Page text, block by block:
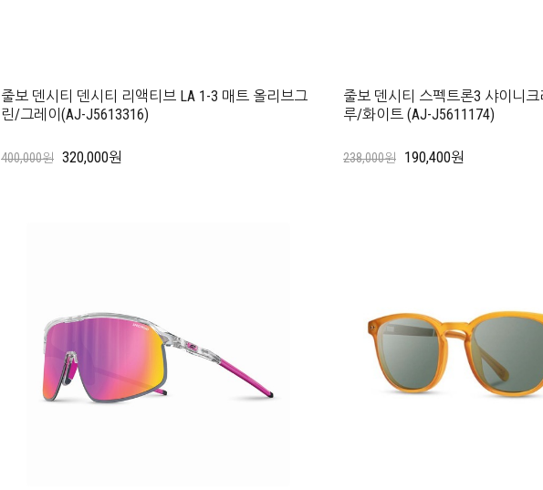
줄보 덴시티 덴시티 리액티브 LA 1-3 매트 올리브그
린/그레이(AJ-J5613316)
400,000원 320,000원
줄보 덴시티 스펙트론3 샤이니
루/화이트 (AJ-J5611174)
238,000원 190,400원